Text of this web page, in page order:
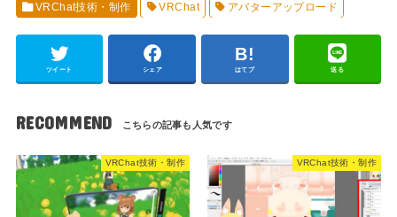
VRChat技術・制作 VRChat アバターアップロード
ツイート シェア はてブ 送る
RECOMMEND
VRChat技術・制作 VRChat技術・制作